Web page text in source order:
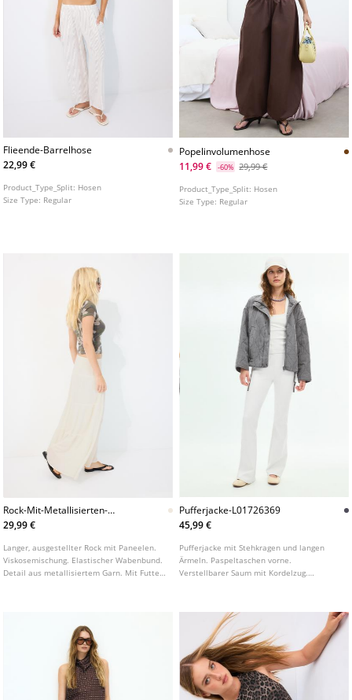
Flieende-Barrelhose
22,99 €
Product_Type_Split: Hosen
Size Type: Regular
Popelinvolumenhose
11,99 €
-60% 29,99 €
Product_Type_Split: Hosen
Size Type: Regular
Rock-Mit-Metallisierten-
Paneelen
29,99 €
Langer, ausgestellter Rock mit Paneelen.
Viskosemischung. Elastischer Wabenbund.
Detail aus metallisiertem Garn. Mit Futter.
Pufferjacke-L01726369
45,99 €
Pufferjacke mit Stehkragen und langen
Ärmeln. Paspeltaschen vorne.
Verstellbarer Saum mit Kordelzug.
Druckknöpfen. In verschiedenen Farben
erhältlich.